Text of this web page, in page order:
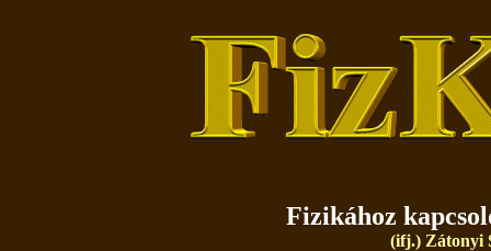
Fizikához
(ifj.) Zátonyi